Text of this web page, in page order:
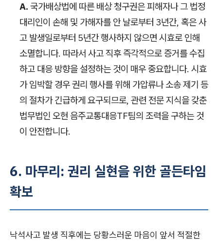
A. 국가배상법에 따른 배상 청구권은 피해자나 그 법정
대리인이 손해 및 가해자를 안 날로부터 3년간, 혹은 사
고 발생일로부터 5년간 행사하지 않으면 시효로 인해
소멸합니다. 따라서 사고 직후 즉각적으로 증거를 수집
하고 대응 방향을 설정하는 것이 매우 중요합니다. 시효
가 임박할 경우 권리 행사를 위해 가압류나 소송 제기 등
의 절차가 긴급하게 요구되므로, 관련 전문 지식을 갖춘
법무법인 오현 음주교통대응TF팀의 조력을 구하는 것
이 안전합니다.
6. 마무리: 권리 실현을 위한 골든타임
확보
낙석사고 발생 직후에는 당황스러운 마음이 앞서 적절한